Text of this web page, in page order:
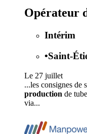
Opérateur
Intérim
•Saint-
Le 27 juillet
...les consignes de
production de
via...